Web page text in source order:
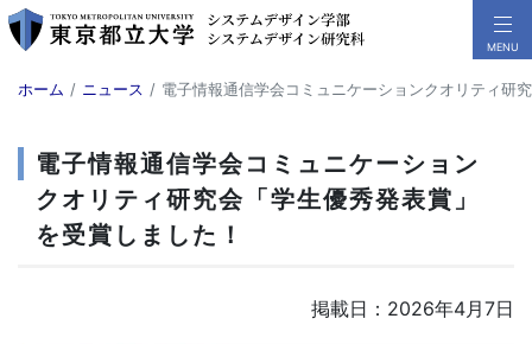
ホーム ニュース 電子情報通信学会コミュニケーションクオリティ研
電子情報通信学会コミュニケーション
クオリティ研究会「学生優秀発表賞」
を受賞しました！
掲載日：2026年4月7日